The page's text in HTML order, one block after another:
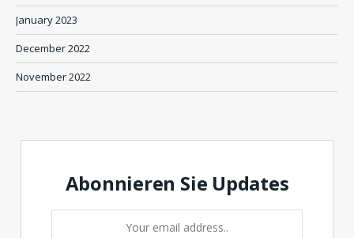
January 2023
December 2022
November 2022
Abonnieren Sie Updates